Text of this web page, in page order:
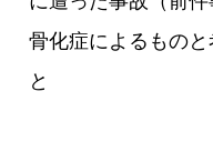
骨化症によるもの
と